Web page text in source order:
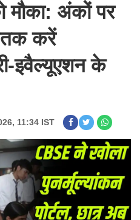
मौका: अंकों पर
तक करें
इवैल्यूएशन के
11:34 IST